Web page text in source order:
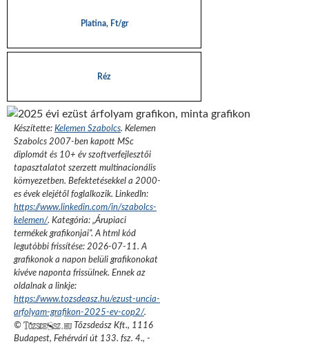
Platina, Ft/gr
Réz
Készítette: Kelemen Szabolcs. Kelemen
Szabolcs 2007-ben kapott MSc
diplomát és 10+ év szoftverfejlesztői
tapasztalatot szerzett multinacionális
környezetben. Befektetésekkel a 2000-
es évek elejétől foglalkozik. LinkedIn:
https://www.linkedin.com/in/szabolcs-
kelemen/. Kategória: „Árupiaci
termékek grafikonjai”.A html kód
legutóbbi frissítése: 2026-07-11. A
grafikonok a napon belüli grafikonokat
kivéve naponta frissülnek. Ennek az
oldalnak a linkje:
https://www.tozsdeasz.hu/ezust-uncia-
arfolyam-grafikon-2025-ev-cop2/.
©
Tőzsdeász Kft., 1116
Budapest, Fehérvári út 133. fsz. 4., -